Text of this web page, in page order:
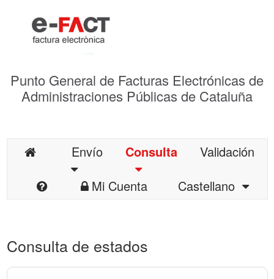
Punto General de Facturas Electrónicas de
Administraciones Públicas de Cataluña
Envío Consulta
Validación
Mi Cuenta
Castellano
Consulta de estados